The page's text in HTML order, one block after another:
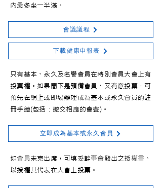
內最多坐一半滿。
會議議程
下載健康申報表
只有基本、永久及名譽會員在特別會員大會上有
投票權。如果閣下是預備會員、又有意投票，可
預先在網上或即場辦理成為基本或永久會員的註
冊手續(包括：繳交相應的會費)。
立即成為基本或永久會員
如會員未克出席，可填妥幹事會發出之授權書、
以授權其代表在大會上投票。